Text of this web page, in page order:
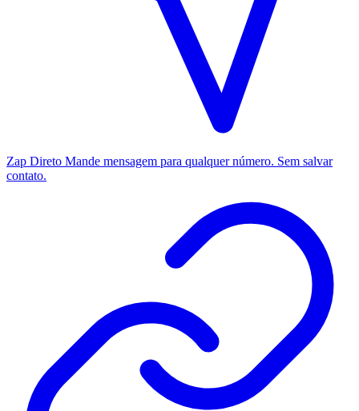
Zap Direto Mande mensagem para qualquer número. Sem salvar
contato.